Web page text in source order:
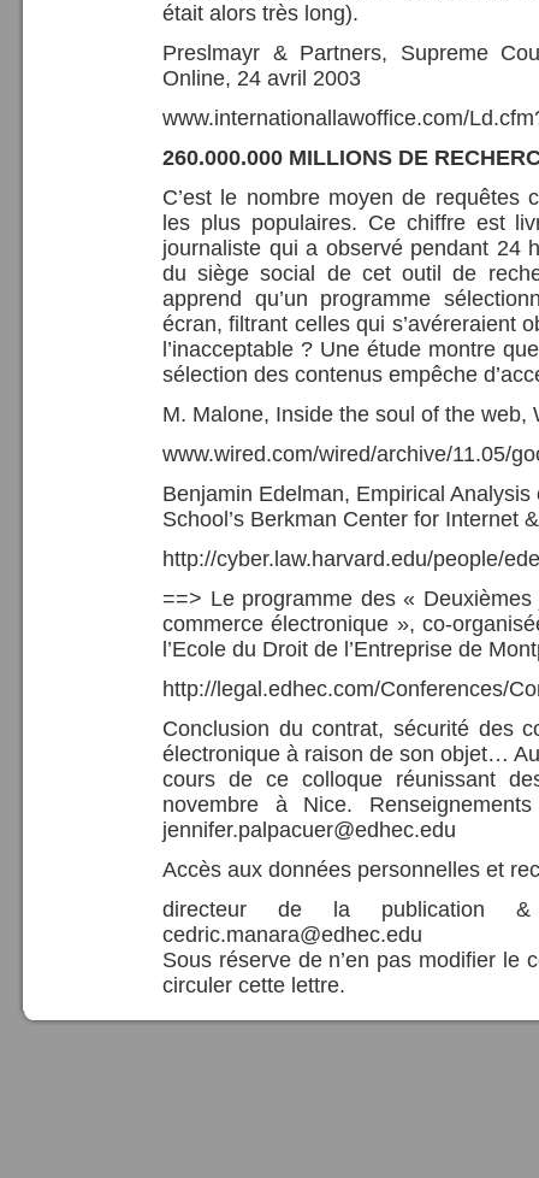
était alors très long).
Preslmayr & Partners, Supreme
Online, 24 avril 2003
www.internationallawoffice.com/
260.000.000 MILLIONS DE
C’est le nombre moyen de requêtes
les plus populaires. Ce chiffre est
journaliste qui a observé pendant 24
du siège social de cet outil de
apprend qu’un programme
écran, filtrant celles qui s’avéreraient
l’inacceptable ? Une étude montre
sélection des contenus empêche
M. Malone, Inside the soul of the web,
www.wired.com/wired/archive/11.05/
Benjamin Edelman, Empirical
School’s Berkman Center for Internet
http://cyber.law.harvard.edu/people/
==> Le programme des «
commerce électronique », co-
l’Ecole du Droit de l’Entreprise de
http://legal.edhec.com/Conferences/
Conclusion du contrat, sécurité des
électronique à raison de son objet…
cours de ce colloque réunissant
novembre à Nice.
jennifer.palpacuer@edhec.edu
Accès aux données personnelles et
directeur de la publication
cedric.manara@edhec.edu
Sous réserve de n’en pas modifier le
circuler cette lettre.